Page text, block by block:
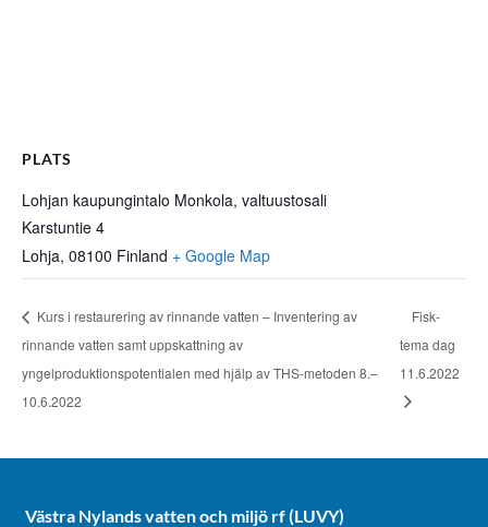
PLATS
Lohjan kaupungintalo Monkola, valtuustosali
Karstuntie 4
Lohja, 08100 Finland + Google Map
Kurs i restaurering av rinnande vatten – Inventering av
rinnande vatten samt uppskattning av
yngelproduktionspotentialen med hjälp av THS-metoden 8.–
10.6.2022
Fisk-
tema dag
11.6.2022
Västra Nylands vatten och miljö rf (LUVY)